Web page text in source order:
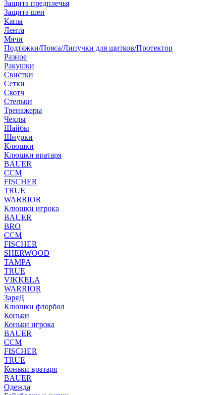
Защита предплечья
Защита шеи
Капы
Лента
Мячи
Подтяжки/Пояса/Липучки для щитков/Протектор
Разное
Ракушки
Свистки
Сетки
Скотч
Стельки
Тренажеры
Чехлы
Шайбы
Шнурки
Клюшки
Клюшки вратаря
BAUER
CCM
FISCHER
TRUE
WARRIOR
Клюшки игрока
BAUER
BRO
CCM
FISCHER
SHERWOOD
TAMPA
TRUE
VIKKELA
WARRIOR
ЗаряД
Клюшки флорбол
Коньки
Коньки игрока
BAUER
CCM
FISCHER
TRUE
Коньки вратаря
BAUER
Одежда